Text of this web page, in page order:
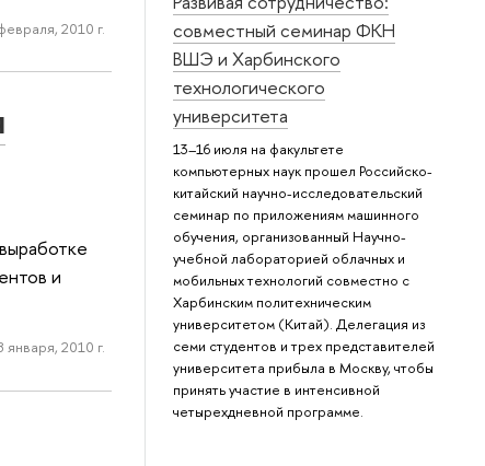
совместный семинар ФКН
ВШЭ и Харбинского
технологического
университета
13–16 июля на факультете
компьютерных наук прошел Российско-
китайский научно-исследовательский
семинар по приложениям машинного
обучения, организованный Научно-
учебной лабораторией облачных и
мобильных технологий совместно с
Харбинским политехническим
университетом (Китай). Делегация из
семи студентов и трех представителей
университета прибыла в Москву, чтобы
принять участие в интенсивной
четырехдневной программе.
2010 г.
и
января, 2010 г.